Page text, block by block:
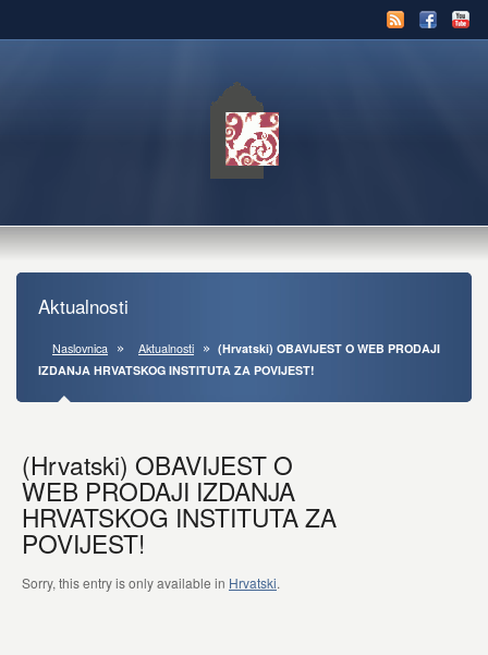
Aktualnosti
Naslovnica Aktualnosti
(Hrvatski) OBAVIJEST O WEB PRODAJI
IZDANJA HRVATSKOG INSTITUTA ZA POVIJEST!
(Hrvatski) OBAVIJEST O
WEB PRODAJI IZDANJA
HRVATSKOG INSTITUTA ZA
POVIJEST!
Sorry, this entry is only available in Hrvatski.